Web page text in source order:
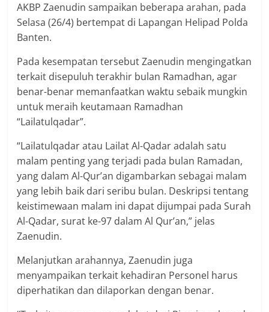
AKBP Zaenudin sampaikan beberapa arahan, pada
Selasa (26/4) bertempat di Lapangan Helipad Polda
Banten.
Pada kesempatan tersebut Zaenudin mengingatkan
terkait disepuluh terakhir bulan Ramadhan, agar
benar-benar memanfaatkan waktu sebaik mungkin
untuk meraih keutamaan Ramadhan
“Lailatulqadar”.
“Lailatulqadar atau Lailat Al-Qadar adalah satu
malam penting yang terjadi pada bulan Ramadan,
yang dalam Al-Qur’an digambarkan sebagai malam
yang lebih baik dari seribu bulan. Deskripsi tentang
keistimewaan malam ini dapat dijumpai pada Surah
Al-Qadar, surat ke-97 dalam Al Qur’an,” jelas
Zaenudin.
Melanjutkan arahannya, Zaenudin juga
menyampaikan terkait kehadiran Personel harus
diperhatikan dan dilaporkan dengan benar.